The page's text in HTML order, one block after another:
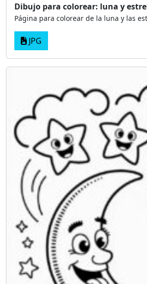
Dibujo para colorear: luna y
Página para colorear de la luna y las
JPG